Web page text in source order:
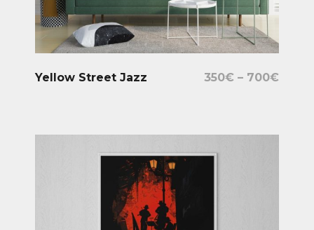
Select Options
Yellow Street Jazz 350€ – 700€